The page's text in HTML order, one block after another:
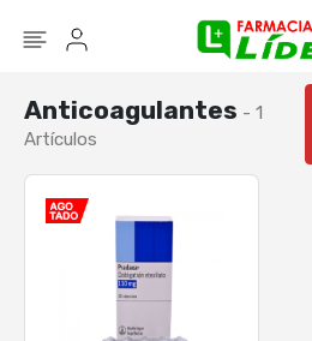
Seguir mi pedido
Anticoagulantes - 1
Artículos